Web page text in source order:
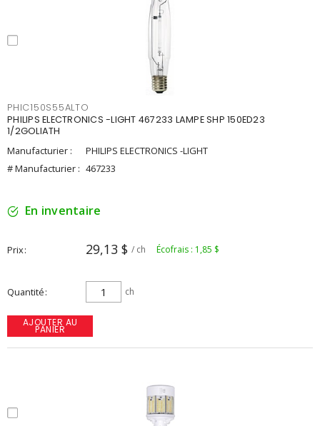
PHIC150S55ALTO
PHILIPS ELECTRONICS -LIGHT 467233 LAMPE SHP 150ED23
1/2GOLIATH
Manufacturier :
PHILIPS ELECTRONICS -LIGHT
# Manufacturier : 467233
En inventaire
Prix 29,13 $ / ch Écofrais : 1,85 $
Quantité ch
AJOUTER AU
PANIER